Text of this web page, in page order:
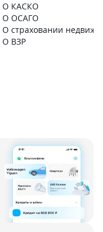
О КАСКО
О ОСАГО
О страховании
О ВЗР